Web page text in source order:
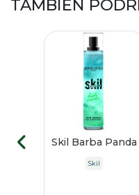
TAMBIÉN
Skil Barba Panda
Skil